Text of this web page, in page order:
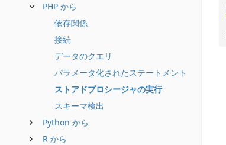
PHP から
依存関係
接続
データのクエリ
パラメータ化されたステートメント
ストアドプロシージャの実行
スキーマ検出
Python から
R から